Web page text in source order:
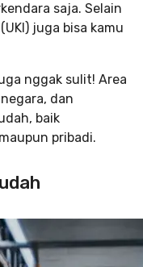
saja. Selain
juga bisa kamu
nggak sulit! Area
dan
baik
pribadi.